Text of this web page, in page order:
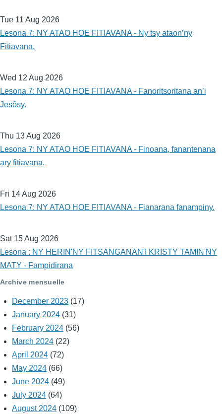
Tue 11 Aug 2026
Lesona 7: NY ATAO HOE FITIAVANA - Ny tsy ataon’ny
Fitiavana.
Wed 12 Aug 2026
Lesona 7: NY ATAO HOE FITIAVANA - Fanoritsoritana an’i
Jesôsy.
Thu 13 Aug 2026
Lesona 7: NY ATAO HOE FITIAVANA - Finoana, fanantenana
ary fitiavana.
Fri 14 Aug 2026
Lesona 7: NY ATAO HOE FITIAVANA - Fianarana fanampiny.
Sat 15 Aug 2026
Lesona : NY HERIN'NY FITSANGANAN'I KRISTY TAMIN'NY
MATY - Fampidirana
Archive mensuelle
December 2023 (17)
January 2024 (31)
February 2024 (56)
March 2024 (22)
April 2024 (72)
May 2024 (66)
June 2024 (49)
July 2024 (64)
August 2024 (109)